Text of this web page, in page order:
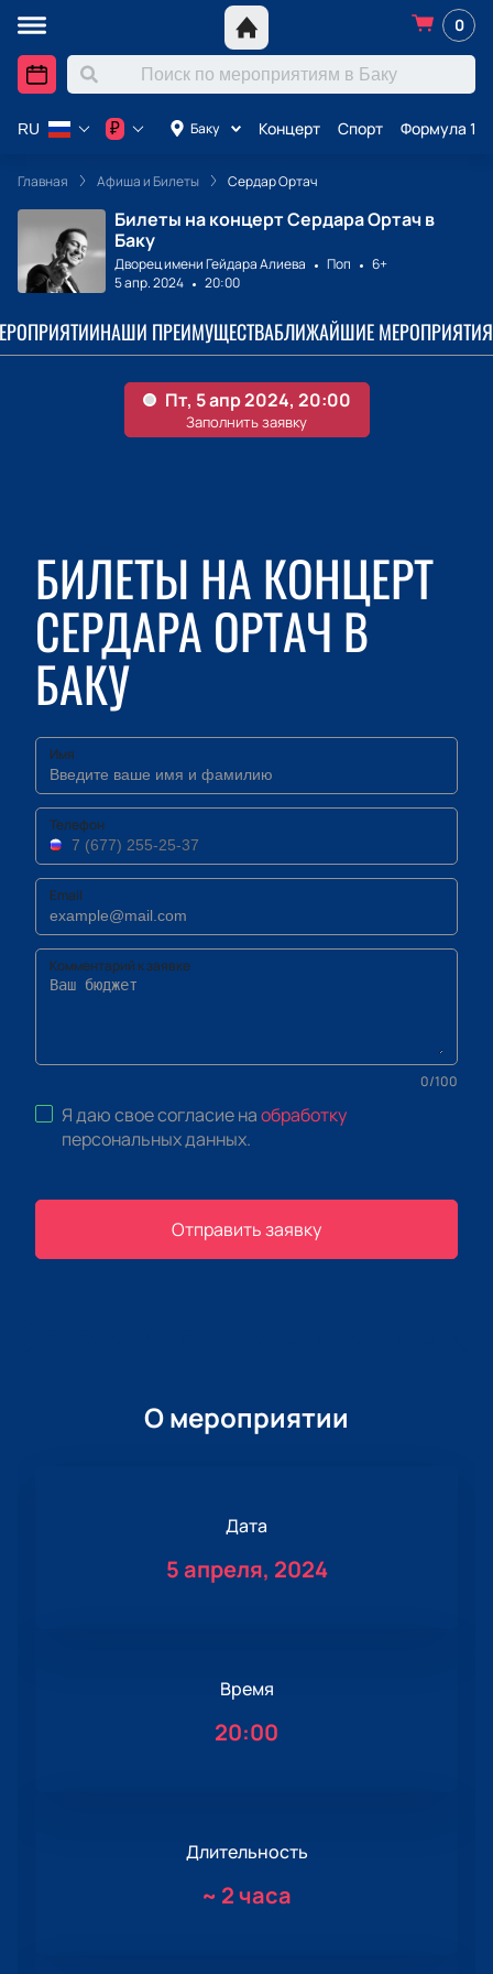
0
Баку Концерт Спорт Формула 1
RU ₽
Главная Афиша и Билеты Сердар Ортач
Билеты на концерт Сердара Ортач в
Баку
Дворец имени Гейдара Алиева Поп
6+
5 апр. 2024
20:00
НАШИ ПРЕИМУЩЕСТВАБЛИЖАЙШИЕ МЕРОПРИЯТИЯ
БИЛЕТЫ НА КОНЦЕРТ
СЕРДАРА ОРТАЧ В
БАКУ
Имя
Телефон
Email
Комментарий к заявке
0/100
Я даю свое согласие наобработку
персональных данных.
Отправить заявку
О мероприятии
Дата
5 апреля, 2024
Время
20:00
Длительность
~ 2 часа